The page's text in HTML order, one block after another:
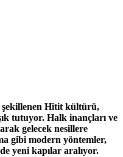
Hitit kültürü,
tutuyor. Halk inançları ve
gelecek nesillere
gibi modern yöntemler,
yeni kapılar aralıyor.